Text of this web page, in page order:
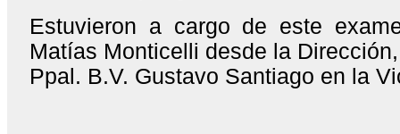
Estuvieron a cargo de este
Matías Monticelli desde la
Ppal. B.V. Gustavo Santiago en la